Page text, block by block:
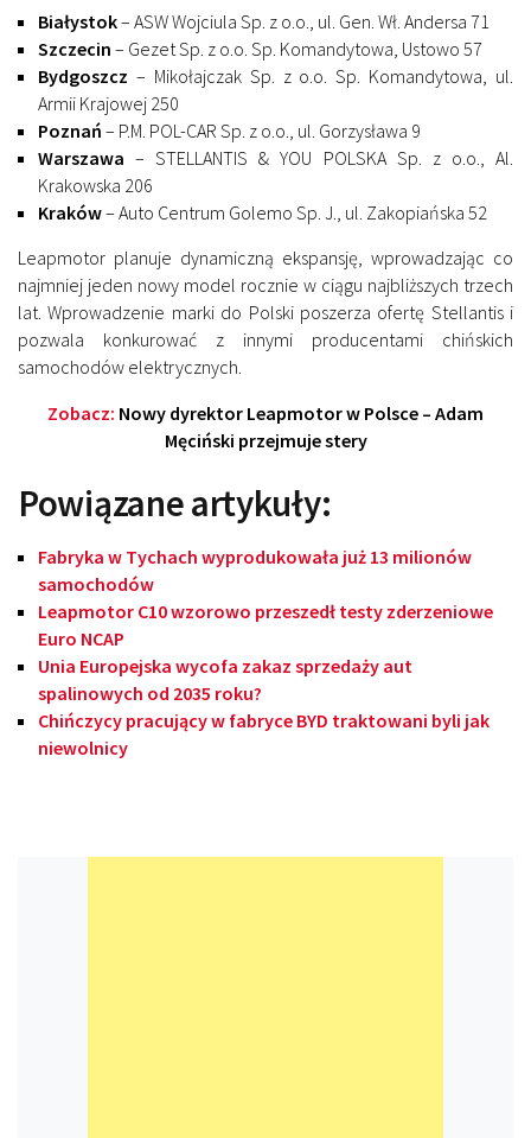
Białystok– ASW Wojciula Sp. z o.o., ul. Gen. Wł. Andersa 71
Szczecin – Gezet Sp. z o.o. Sp. Komandytowa, Ustowo 57
Bydgoszcz – Mikołajczak Sp. z o.o. Sp. Komandytowa, ul.
Armii Krajowej 250
Poznań – P.M. POL-CAR Sp. z o.o., ul. Gorzysława 9
Warszawa – STELLANTIS & YOU POLSKA Sp. z o.o., Al.
Krakowska 206
Kraków– Auto Centrum Golemo Sp. J., ul. Zakopiańska 52
Leapmotor planuje dynamiczną ekspansję, wprowadzając co
najmniej jeden nowy model rocznie w ciągu najbliższych trzech
lat. Wprowadzenie marki do Polski poszerza ofertę Stellantis i
pozwala konkurować z innymi producentami chińskich
samochodów elektrycznych.
Zobacz: Nowy dyrektor Leapmotor w Polsce – Adam
Męciński przejmuje stery
Powiązane artykuły:
Fabryka w Tychach wyprodukowała już 13 milionów
samochodów
Leapmotor C10 wzorowo przeszedł testy zderzeniowe
Euro NCAP
Unia Europejska wycofa zakaz sprzedaży aut
spalinowych od 2035 roku?
Chińczycy pracujący w fabryce BYD traktowani byli jak
niewolnicy